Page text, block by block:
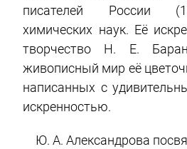
писателей России
химических наук. Её
творчество Н. Е.
живописный мир её
написанных с
искренностью.
Ю. А. Александрова